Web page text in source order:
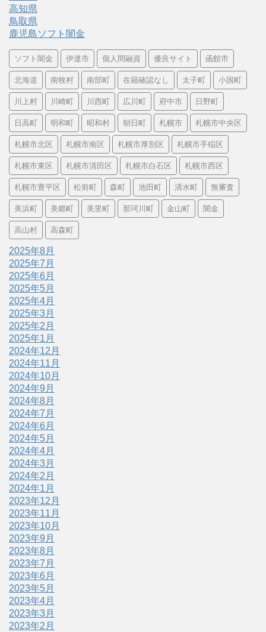
高知県
鳥取県
鹿児島ソフト闇金
ソフト闇金 伊達市 個人間融資 優良サイト 函館市
北海道 南牧村 南部町 在籍確認なし 太子町 小国町
川上村 川崎町 川西町 広川町 府中市 日野町
日高町 明和町 昭和村 朝日町 札幌市 札幌市中央区
札幌市北区 札幌市南区 札幌市厚別区 札幌市手稲区
札幌市東区 札幌市清田区 札幌市白石区 札幌市西区
札幌市豊平区 松前町 森町 池田町 清水町 無審査
美浜町 美郷町 美里町 那珂川町 金山町 闇金
高山村 高森町
2025年8月
2025年7月
2025年6月
2025年5月
2025年4月
2025年3月
2025年2月
2025年1月
2024年12月
2024年11月
2024年10月
2024年9月
2024年8月
2024年7月
2024年6月
2024年5月
2024年4月
2024年3月
2024年2月
2024年1月
2023年12月
2023年11月
2023年10月
2023年9月
2023年8月
2023年7月
2023年6月
2023年5月
2023年4月
2023年3月
2023年2月